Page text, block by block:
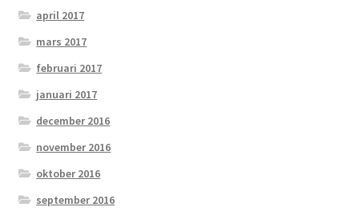
april 2017
mars 2017
februari 2017
januari 2017
december 2016
november 2016
oktober 2016
september 2016